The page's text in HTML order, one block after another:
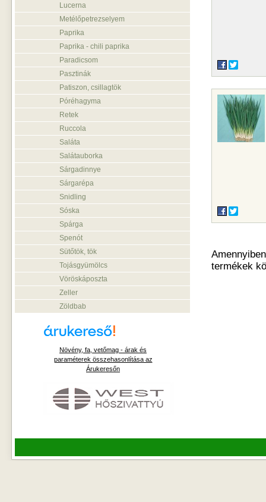
termékek
Lucerna
Metélőpetrezselyem
Paprika
Paprika - chili paprika
Paradicsom
Pasztinák
Patiszon, csillagtök
Póréhagyma
Retek
Ruccola
Saláta
Salátauborka
Sárgadinnye
Sárgarépa
Snidling
Sóska
Spárga
Spenót
Sütőtök, tök
Tojásgyümölcs
Vöröskáposzta
Zeller
Zöldbab
Növény, fa, vetőmag - árak és
paraméterek összehasonlítása az
Árukeresőn